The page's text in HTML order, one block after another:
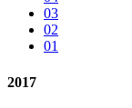
03
02
01
2017